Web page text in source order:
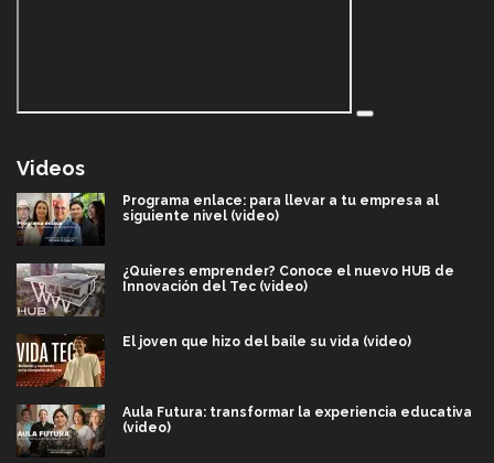
Videos
Programa enlace: para llevar a tu empresa al
siguiente nivel (video)
¿Quieres emprender? Conoce el nuevo HUB de
Innovación del Tec (video)
El joven que hizo del baile su vida (video)
Aula Futura: transformar la experiencia educativa
(video)